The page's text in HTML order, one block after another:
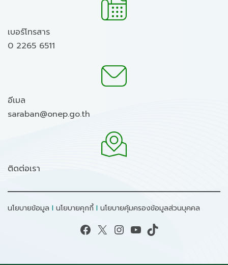
เบอร์โทรสาร
0 2265 6511
อีเมล
saraban@onep.go.th
ติดต่อเรา
นโยบายข้อมูล I นโยบายคุกกี้ I นโยบายคุ้มครองข้อมูลส่วนบุคคล
Facebook X Instagram YouTube TikTok